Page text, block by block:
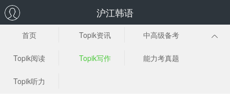
沪江韩语
首页 Topik资讯 中高级备考
Topik阅读 Topik写作 能力考真题
Topik听力